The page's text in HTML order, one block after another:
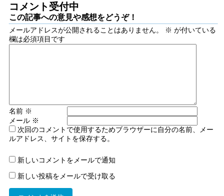
コメント受付中
この記事への意見や感想をどうぞ！
メールアドレスが公開されることはありません。 ※ が付いている
欄は必須項目です
名前 ※
メール ※
次回のコメントで使用するためブラウザーに自分の名前、メー
ルアドレス、サイトを保存する。
新しいコメントをメールで通知
新しい投稿をメールで受け取る